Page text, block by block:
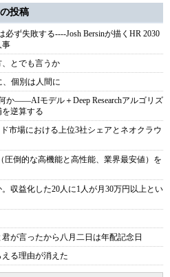
投稿
必ず失敗する----Josh Bersinが描くHR 2030
事
とでも言うか
個別は人間に
か――AIモデル＋Deep Researchアルゴリズ
逆算する
市場における上位3社シェアとネオクラウ
圧倒的な高機能と高性能、業界最安値）を
収益化した20人に1人が月30万円以上とい
が言ったから八月二日は年配記念日
る理由が消えた